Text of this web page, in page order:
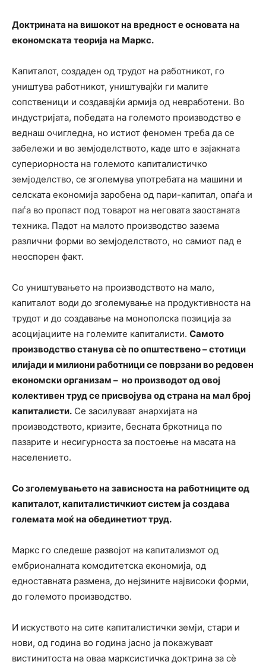
Доктрината на вишокот на вредност е основата на
економската теорија на Маркс.
Капиталот, создаден од трудот на работникот, го
уништува работникот, уништувајќи ги малите
сопственици и создавајќи армија од невработени. Во
индустријата, победата на големото производство е
веднаш очигледна, но истиот феномен треба да се
забележи и во земјоделството, каде што е зајакната
супериорноста на големото капиталистичко
земјоделство, се зголемува употребата на машини и
селската економија заробена од пари-капитал, опаѓа и
паѓа во пропаст под товарот на неговата заостаната
техника. Падот на малото производство зазема
различни форми во земјоделството, но самиот пад е
неоспорен факт.
Со уништувањето на производството на мало,
капиталот води до зголемување на продуктивноста на
трудот и до создавање на монополска позиција за
асоцијациите на големите капиталисти. Самото
производство станува сè по општествено – стотици
илијади и милиони работници се поврзани во редовен
економски организам – но производот од овој
колективен труд се присвојува од страна на мал број
капиталисти. Се засилуваат анархијата на
производството, кризите, бесната бркотница по
пазарите и несигурноста за постоење на масата на
населението.
Со зголемувањето на зависноста на работниците од
капиталот, капиталистичкиот систем ја создава
големата моќ на обединетиот труд.
Маркс го следеше развојот на капитализмот од
ембрионалната комодитетска економија, од
едноставната размена, до нејзините највисоки форми,
до големото производство.
И искуството на сите капиталистички земји, стари и
нови, од година во година јасно ја покажуваат
вистинитоста на оваа марксистичка доктрина за сè